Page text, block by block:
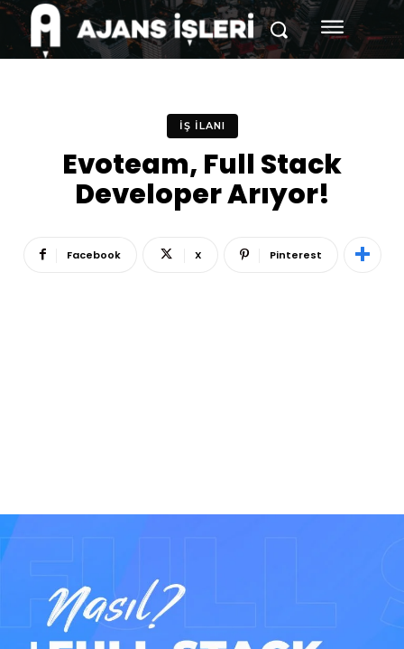
İŞ İLANI
Evoteam, Full Stack
Developer Arıyor!
Facebook X Pinterest